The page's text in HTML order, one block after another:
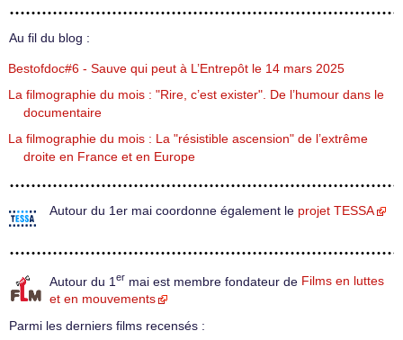
Au fil du blog :
Bestofdoc#6 - Sauve qui peut à L’Entrepôt le 14 mars 2025
La filmographie du mois : "Rire, c’est exister". De l’humour dans le
documentaire
La filmographie du mois : La "résistible ascension" de l’extrême
droite en France et en Europe
Autour du 1er mai coordonne également le projet TESSA
Autour du 1 er mai est membre fondateur de Films en luttes
et en mouvements
Parmi les derniers films recensés :